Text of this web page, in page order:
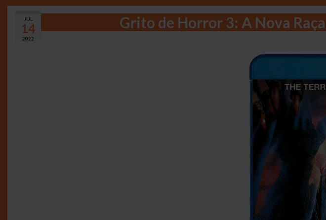
JUL
14
2022
Grito de Horror 3: A Nova